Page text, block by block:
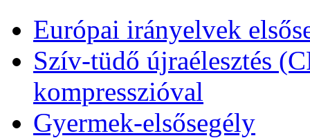
Európai irányelvek
Szív-tüdő újraélesztés
kompresszióval
Gyermek-elsősegély